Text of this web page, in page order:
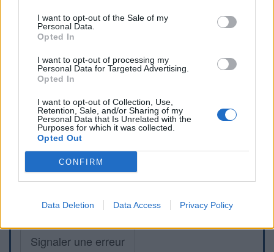
I want to opt-out of the Sale of my
Personal Data.
Opted In
I want to opt-out of processing my
Personal Data for Targeted Advertising.
Opted In
I want to opt-out of Collection, Use,
Retention, Sale, and/or Sharing of my
Personal Data that Is Unrelated with the
Purposes for which it was collected.
Opted Out
CONFIRM
Data Deletion Data Access Privacy Policy
Signaler une erreur